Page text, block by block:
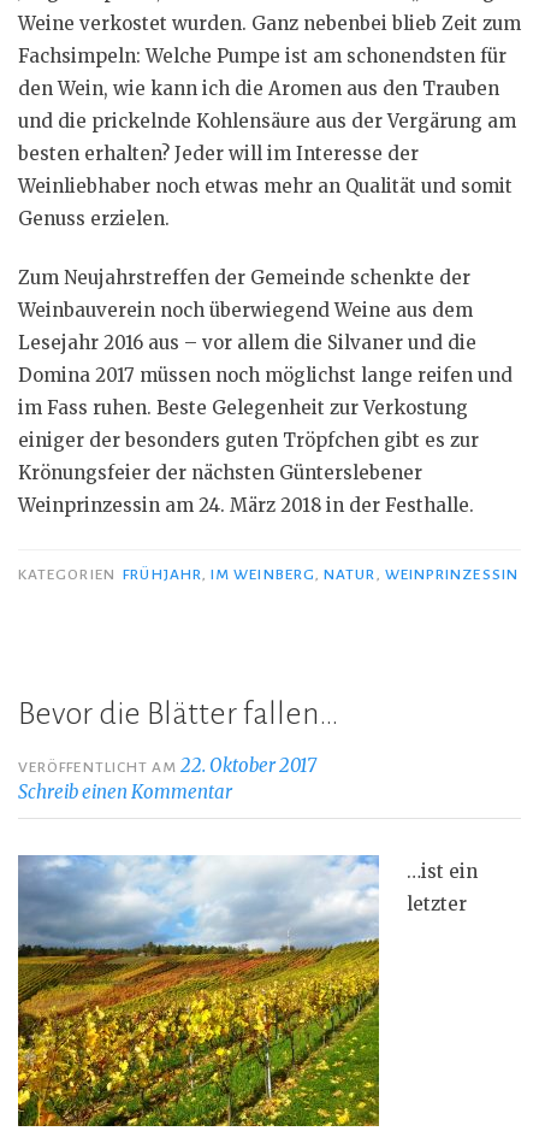
Weine verkostet wurden. Ganz nebenbei blieb Zeit zum
Fachsimpeln: Welche Pumpe ist am schonendsten für
den Wein, wie kann ich die Aromen aus den Trauben
und die prickelnde Kohlensäure aus der Vergärung am
besten erhalten? Jeder will im Interesse der
Weinliebhaber noch etwas mehr an Qualität und somit
Genuss erzielen.
Zum Neujahrstreffen der Gemeinde schenkte der
Weinbauverein noch überwiegend Weine aus dem
Lesejahr 2016 aus – vor allem die Silvaner und die
Domina 2017 müssen noch möglichst lange reifen und
im Fass ruhen. Beste Gelegenheit zur Verkostung
einiger der besonders guten Tröpfchen gibt es zur
Krönungsfeier der nächsten Günterslebener
Weinprinzessin am 24. März 2018 in der Festhalle.
KATEGORIEN FRÜHJAHR ,IM WEINBERG ,NATUR WEINPRINZESSIN
Bevor die Blätter fallen…
VERÖFFENTLICHT AM22. Oktober 2017
Schreib einen Kommentar
…ist ein
letzter